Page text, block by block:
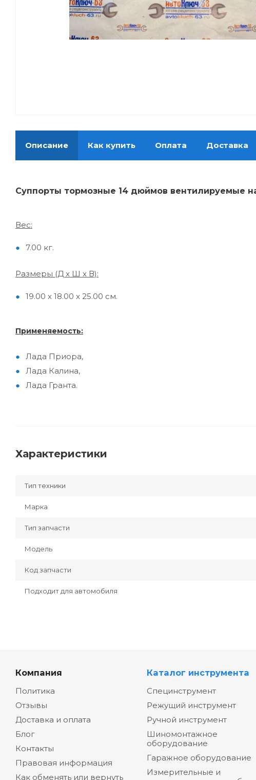
Описание Как купить Оплата Доставка
Суппорты тормозные 14 дюймов вентилируемые
Вес:
7.00 кг.
Размеры (Д x Ш x В):
19.00 x 18.00 x 25.00 см.
Применяемость:
Лада Приора,
Лада Калина,
Лада Гранта.
Характеристики
Тип техники
Марка
Тип запчасти
Модель
Код запчасти
Подходит для автомобиля
Компания
Политика
Отзывы
Доставка и оплата
Блог
Контакты
Правовая информация
Как обменять или вернуть
Каталог инструмента
Специнструмент
Режущий инструмент
Ручной инструмент
Шиномонтажное
оборудование
Гаражное оборудование
Измерительные и